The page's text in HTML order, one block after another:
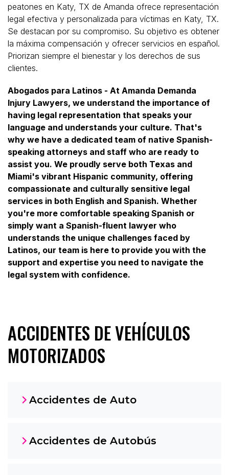
peatones en Katy, TX de Amanda ofrece representación
legal efectiva y personalizada para víctimas en Katy, TX.
Se destacan por su compromiso. Su objetivo es obtener
la máxima compensación y ofrecer servicios en español.
Priorizan siempre el bienestar y los derechos de sus
clientes.
Abogados para Latinos - At Amanda Demanda
Injury Lawyers, we understand the importance of
having legal representation that speaks your
language and understands your culture. That's
why we have a dedicated team of native Spanish-
speaking attorneys and staff who are ready to
assist you. We proudly serve both Texas and
Miami's vibrant Hispanic community, offering
compassionate and culturally sensitive legal
services in both English and Spanish. Whether
you're more comfortable speaking Spanish or
simply want a Spanish-fluent lawyer who
understands the unique challenges faced by
Latinos, our team is here to provide you with the
support and expertise you need to navigate the
legal system with confidence.
ACCIDENTES DE VEHÍCULOS
MOTORIZADOS
Accidentes de Auto
Accidentes de Autobús